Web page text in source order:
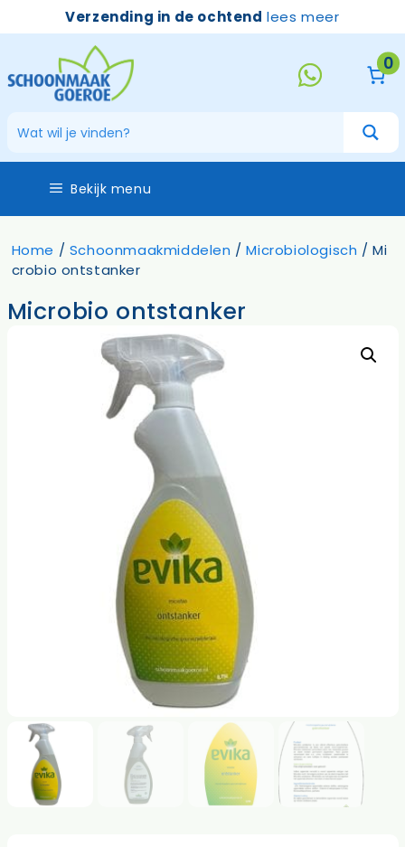
Verzending in de ochtend lees meer
0
Bekijk menu
Home / Schoonmaakmiddelen /Microbiologisch / Mi
crobio ontstanker
Microbio ontstanker